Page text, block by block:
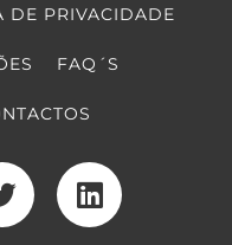
DE PRIVACIDADE
FAQ´S